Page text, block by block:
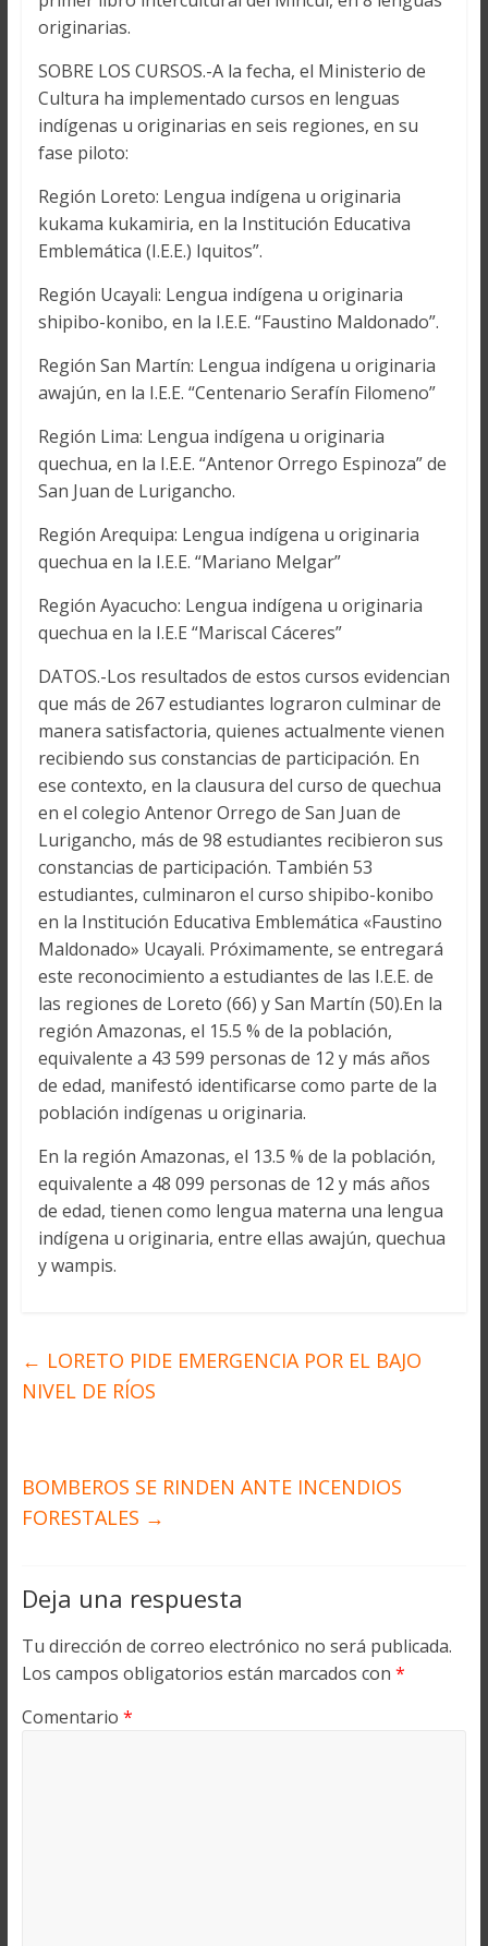
originarias.
SOBRE LOS CURSOS.-A la fecha, el Ministerio de
Cultura ha implementado cursos en lenguas
indígenas u originarias en seis regiones, en su
fase piloto:
Región Loreto: Lengua indígena u originaria
kukama kukamiria, en la Institución Educativa
Emblemática (I.E.E.) Iquitos”.
Región Ucayali: Lengua indígena u originaria
shipibo-konibo, en la I.E.E. “Faustino Maldonado”.
Región San Martín: Lengua indígena u originaria
awajún, en la I.E.E. “Centenario Serafín Filomeno”
Región Lima: Lengua indígena u originaria
quechua, en la I.E.E. “Antenor Orrego Espinoza” de
San Juan de Lurigancho.
Región Arequipa: Lengua indígena u originaria
quechua en la I.E.E. “Mariano Melgar”
Región Ayacucho: Lengua indígena u originaria
quechua en la I.E.E “Mariscal Cáceres”
DATOS.-Los resultados de estos cursos evidencian
que más de 267 estudiantes lograron culminar de
manera satisfactoria, quienes actualmente vienen
recibiendo sus constancias de participación. En
ese contexto, en la clausura del curso de quechua
en el colegio Antenor Orrego de San Juan de
Lurigancho, más de 98 estudiantes recibieron sus
constancias de participación. También 53
estudiantes, culminaron el curso shipibo-konibo
en la Institución Educativa Emblemática «Faustino
Maldonado» Ucayali. Próximamente, se entregará
este reconocimiento a estudiantes de las I.E.E. de
las regiones de Loreto (66) y San Martín (50).En la
región Amazonas, el 15.5 % de la población,
equivalente a 43 599 personas de 12 y más años
de edad, manifestó identificarse como parte de la
población indígenas u originaria.
En la región Amazonas, el 13.5 % de la población,
equivalente a 48 099 personas de 12 y más años
de edad, tienen como lengua materna una lengua
indígena u originaria, entre ellas awajún, quechua
y wampis.
← LORETO PIDE EMERGENCIA POR EL BAJO
NIVEL DE RÍOS
BOMBEROS SE RINDEN ANTE INCENDIOS
FORESTALES →
Deja una respuesta
Tu dirección de correo electrónico no será publicada.
Los campos obligatorios están marcados con *
Comentario *